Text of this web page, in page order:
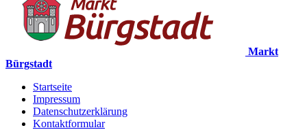
Markt
Bürgstadt
Startseite
Impressum
Datenschutzerklärung
Kontaktformular